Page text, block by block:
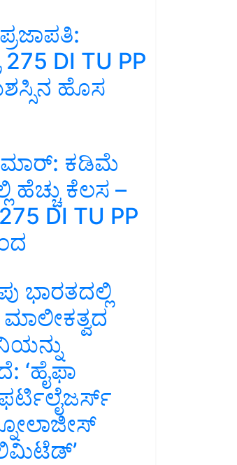
DI TU PP
ಹೊಸ
ಕಡಿಮೆ
ಕೆಲಸ –
DI TU PP
ಭಾರತದಲ್ಲಿ
‘ಹೈಫಾ